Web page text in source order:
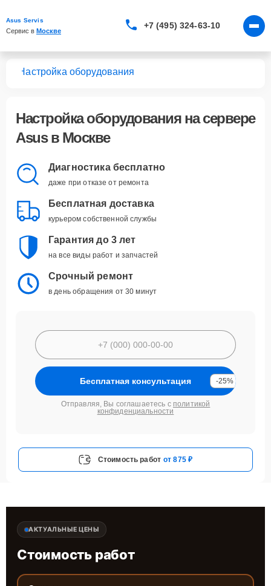
Asus Servis
Сервис в Москве
+7 (495) 324-63-10
Настройка оборудования
Настройка оборудованияна сервере
Asus в Москве
Диагностика бесплатно
даже при отказе от ремонта
Бесплатная доставка
курьером собственной службы
Гарантия до 3 лет
на все виды работ и запчастей
Срочный ремонт
в день обращения от 30 минут
Бесплатная консультация -25%
Отправляя, Вы соглашаетесь с политикой
конфиденциальности
Стоимость работ от 875 ₽
АКТУАЛЬНЫЕ ЦЕНЫ
Стоимость работ